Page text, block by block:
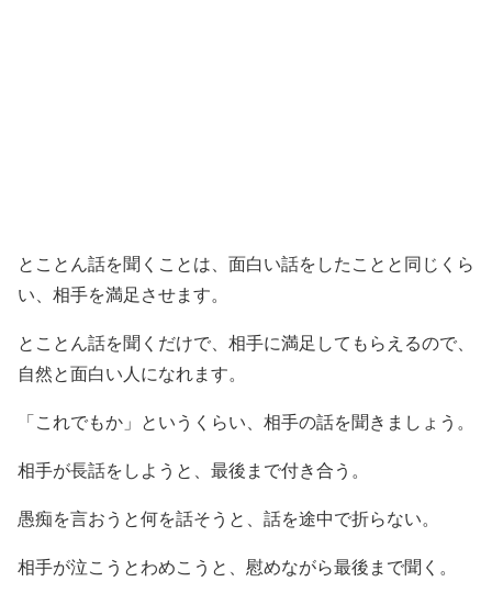
とことん話を聞くことは、面白い話をしたことと同じくら
い、相手を満足させます。
とことん話を聞くだけで、相手に満足してもらえるので、
自然と面白い人になれます。
「これでもか」というくらい、相手の話を聞きましょう。
相手が長話をしようと、最後まで付き合う。
愚痴を言おうと何を話そうと、話を途中で折らない。
相手が泣こうとわめこうと、慰めながら最後まで聞く。